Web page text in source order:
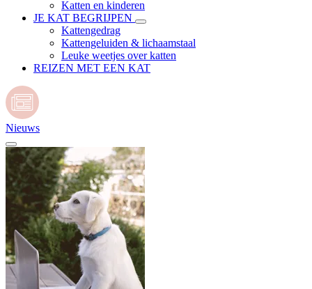
Katten en kinderen
JE KAT BEGRIJPEN
Kattengedrag
Kattengeluiden & lichaamstaal
Leuke weetjes over katten
REIZEN MET EEN KAT
Nieuws